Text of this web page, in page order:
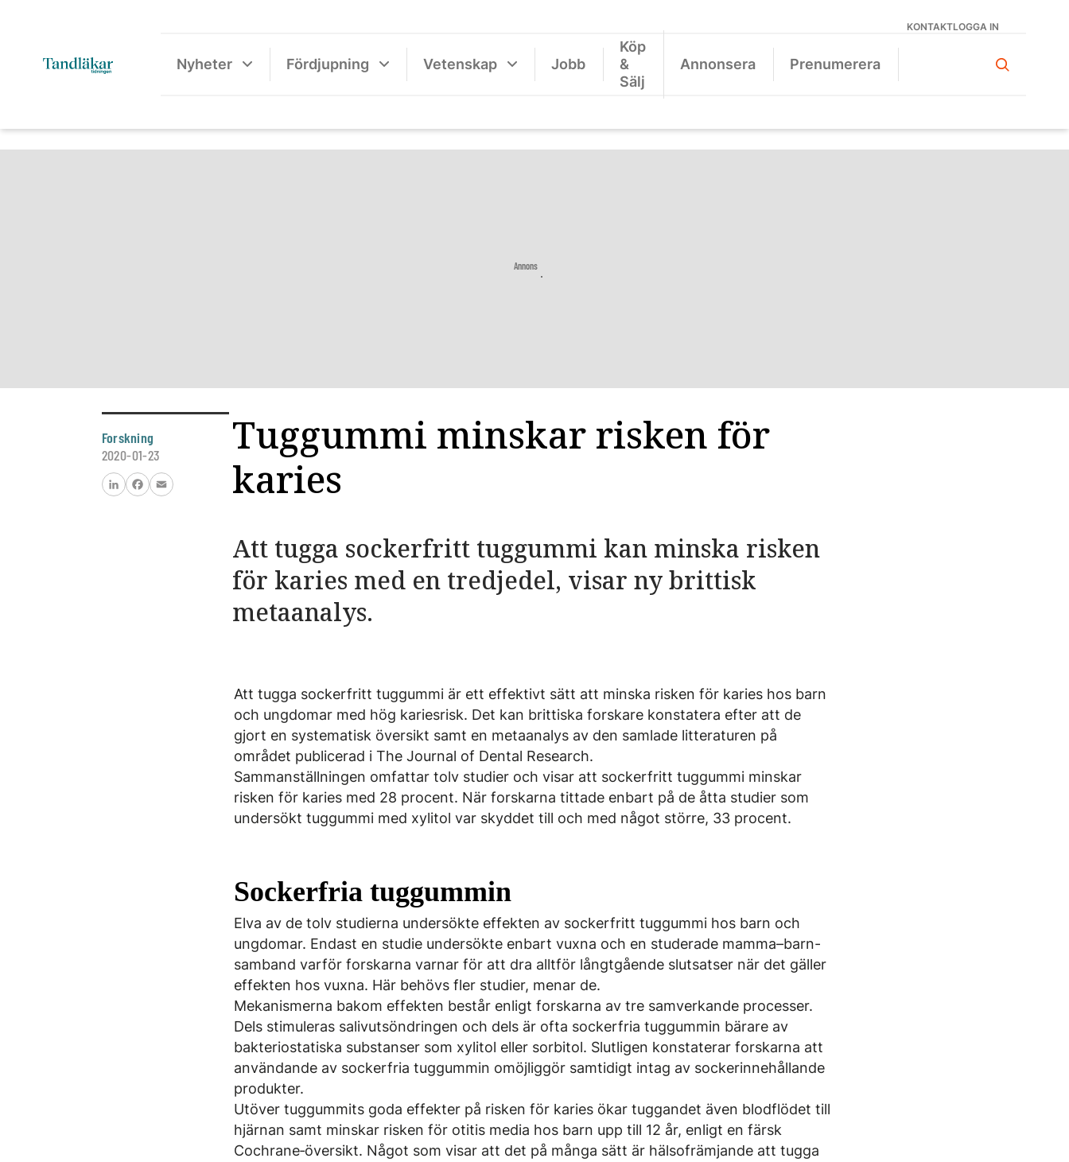
KONTAKTLOGGA IN
Nyheter Fördjupning Vetenskap Jobb
Köp
&
Sälj
Annonsera Prenumerera
Annons
Forskning
2020-01-23
FacebookEmail
Tuggummi minskar risken för
karies
Att tugga sockerfritt tuggummi kan minska risken
för karies med en tredjedel, visar ny brittisk
metaanalys.
Att tugga sockerfritt tuggummi är ett effektivt sätt att minska risken för karies hos barn
och ungdomar med hög kariesrisk. Det kan brittiska forskare konstatera efter att de
gjort en systematisk översikt samt en metaanalys av den samlade litteraturen på
området publicerad i The Journal of Dental Research.
Sammanställningen omfattar tolv studier och visar att sockerfritt tuggummi minskar
risken för karies med 28 procent. När forskarna tittade enbart på de åtta studier som
undersökt tuggummi med xylitol var skyddet till och med något större, 33 procent.
Sockerfria tuggummin
Elva av de tolv studierna undersökte effekten av sockerfritt tuggummi hos barn och
ungdomar. Endast en studie undersökte enbart vuxna och en studerade mamma–barn-
samband varför forskarna varnar för att dra alltför långtgående slutsatser när det gäller
effekten hos vuxna. Här behövs fler studier, menar de.
Mekanismerna bakom effekten består enligt forskarna av tre samverkande processer.
Dels stimuleras salivutsöndringen och dels är ofta sockerfria tuggummin bärare av
bakteriostatiska substanser som xylitol eller sorbitol. Slutligen konstaterar forskarna att
användande av sockerfria tuggummin omöjliggör samtidigt intag av sockerinnehållande
produkter.
Utöver tuggummits goda effekter på risken för karies ökar tuggandet även blodflödet till
hjärnan samt minskar risken för otitis media hos barn upp till 12 år, enligt en färsk
Cochrane‑översikt. Något som visar att det på många sätt är hälsofrämjande att tugga